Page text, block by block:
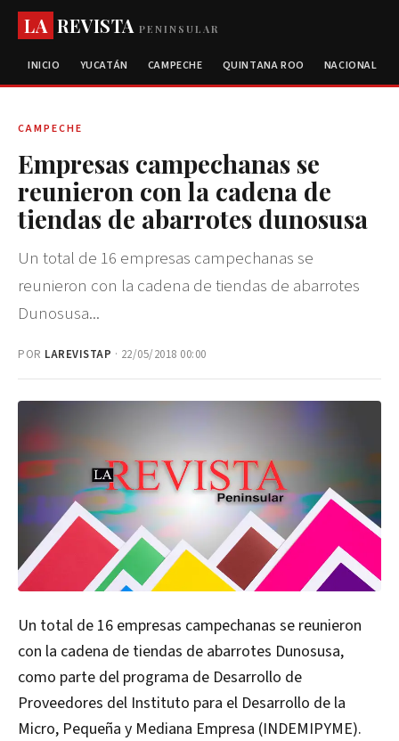
LA REVISTAPENINSULAR
INICIO YUCATÁN CAMPECHE QUINTANA ROO NACIONAL
CAMPECHE
Empresas campechanas se
reunieron con la cadena de
tiendas de abarrotes dunosusa
Un total de 16 empresas campechanas se
reunieron con la cadena de tiendas de abarrotes
Dunosusa...
POR LAREVISTAP · 22/05/2018 00:00
Un total de 16 empresas campechanas se reunieron
con la cadena de tiendas de abarrotes Dunosusa,
como parte del programa de Desarrollo de
Proveedores del Instituto para el Desarrollo de la
Micro, Pequeña y Mediana Empresa (INDEMIPYME).